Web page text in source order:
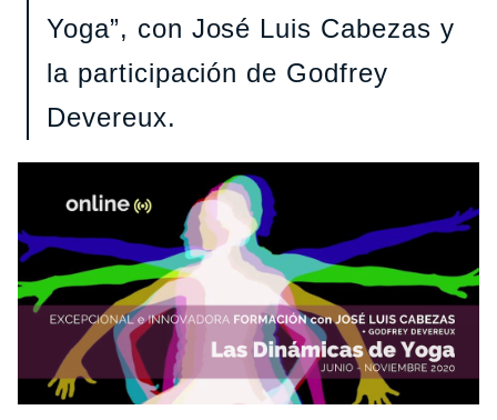
Yoga”, con José Luis Cabezas y
la participación de Godfrey
Devereux.